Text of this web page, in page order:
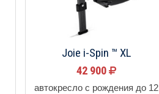
Joie i-Spin ™ XL
42 900
автокресло с рождения до 12